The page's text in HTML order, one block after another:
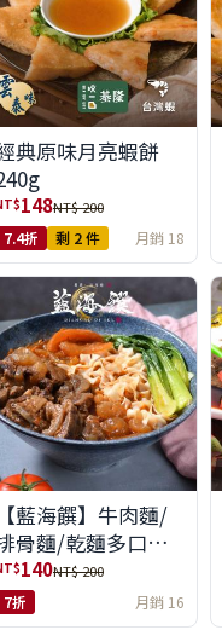
典原味月亮蝦餅
148NT$ 200
7.4折 剩 2 件 月銷 18
【藍海饌】牛肉麵/
骨麵/乾麵多口味
選
140NT$ 200
7折 月銷 16